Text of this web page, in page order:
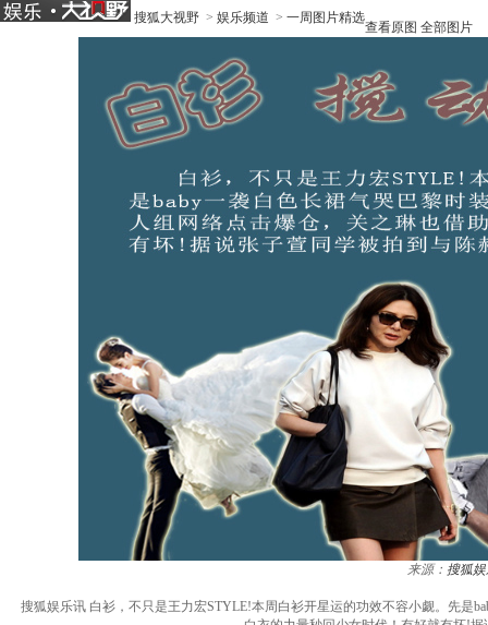
搜狐大视野 > 娱乐频道 > 一周图片精选
查看原图 全部图片
来源： 搜狐娱
搜狐娱乐讯 白衫，不只是王力宏STYLE!本周白衫开星运的功效不容小觑。先是